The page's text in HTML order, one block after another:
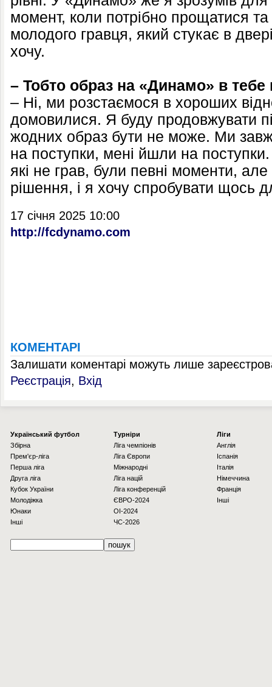
момент, коли потрібно прощатися та
молодого гравця, який стукає в
хочу.
– Тобто образ на «Динамо» в тебе
– Ні, ми розстаємося в хороших
домовилися. Я буду продовжувати
жодних образ бути не може. Ми
на поступки, мені йшли на
які не грав, були певні моменти,
рішення, і я хочу спробувати щось
17 січня 2025 10:00
http://fcdynamo.com
КОМЕНТАРІ
Залишати коментарі можуть лише
Реєстрація, Вхід
Українcький футбол
Збірна
Прем'єр-ліга
Перша ліга
Друга ліга
Кубок України
Молодіжка
Юнаки
Інші
Турніри
Ліга чемпіонів
Ліга Європи
Міжнародні
Ліга націй
Ліга конференцій
ЄВРО-2024
OI-2024
ЧС-2026
Ліги
Англія
Іспанія
Італія
Німеччина
Франція
Інші